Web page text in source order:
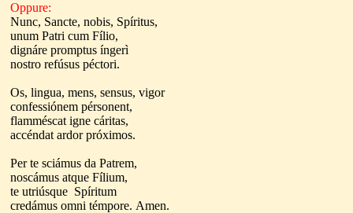
Oppure:
Nunc, Sancte, nobis, Spíritus,
unum Patri cum Fílio,
dignáre promptus íngerì
nostro refúsus péctori.
Os, lingua, mens, sensus, vigor
confessiónem pérsonent,
flamméscat igne cáritas,
accéndat ardor próximos.
Per te sciámus da Patrem,
noscámus atque Fílium,
te utriúsque Spíritum
credámus omni témpore. Amen.